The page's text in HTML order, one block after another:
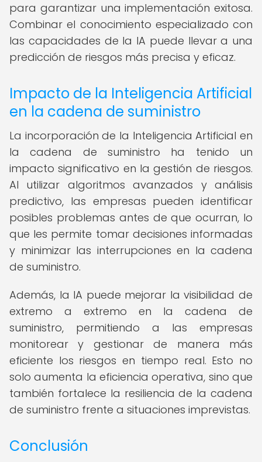
para garantizar una implementación exitosa.
Combinar el conocimiento especializado con
las capacidades de la IA puede llevar a una
predicción de riesgos más precisa y eficaz.
Impacto de la Inteligencia Artificial
en la cadena de suministro
La incorporación de la Inteligencia Artificial en
la cadena de suministro ha tenido un
impacto significativo en la gestión de riesgos.
Al utilizar algoritmos avanzados y análisis
predictivo, las empresas pueden identificar
posibles problemas antes de que ocurran, lo
que les permite tomar decisiones informadas
y minimizar las interrupciones en la cadena
de suministro.
Además, la IA puede mejorar la visibilidad de
extremo a extremo en la cadena de
suministro, permitiendo a las empresas
monitorear y gestionar de manera más
eficiente los riesgos en tiempo real. Esto no
solo aumenta la eficiencia operativa, sino que
también fortalece la resiliencia de la cadena
de suministro frente a situaciones imprevistas.
Conclusión